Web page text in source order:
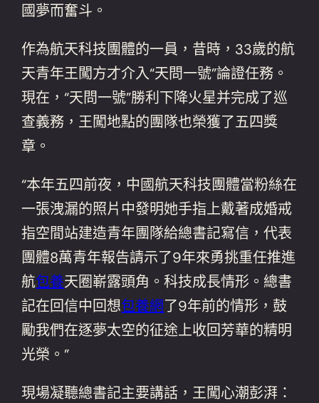
國夢而奮斗。
作為航天科技團體的一員，昔時，33歲的航
天青年王闖方才介入“天問一號”論證任務。
現在，“天問一號”勝利下降火星并完成了巡
查義務，王闖地點的團隊也榮獲了五四獎
章。
“本年五四前夜，中國航天科技團體當粉絲在
一張洩漏的照片中發明她手指上戴著成婚戒
指空間站建造青年團隊給總書記寫信，代表
團體8萬青年報告請示了9年來勇挑重任推進
航包養天圈嶄露頭角。科技成長情形。總書
記在回信中回想包養網了9年前的情形，鼓
勵我們在逐夢太空的征途上收回芳華的精明
光榮。”
現場凝聽總書記主要講話，王闖心潮彭湃：